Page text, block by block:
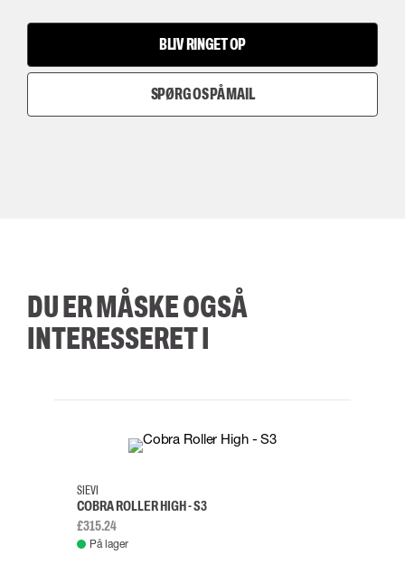
BLIV RINGET OP
SPØRG OS PÅ MAIL
DU ER MÅSKE OGSÅ
INTERESSERET I
38
SIEVI
COBRA ROLLER HIGH - S3
£315.24
På lager